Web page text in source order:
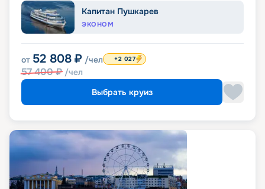
Капитан Пушкарев
ЭКОНОМ
от 52 808 ₽ /чел
57 400₽ /чел
+2 027
Выбрать круиз